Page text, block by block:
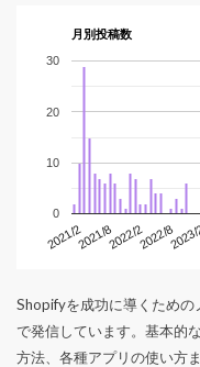
月別投稿数
2022/8
2022/2
2021/8
2021/2
0
10
20
30
Shopifyを成功に導くため
で発信しています。基本的
方法、各種アプリの使い方